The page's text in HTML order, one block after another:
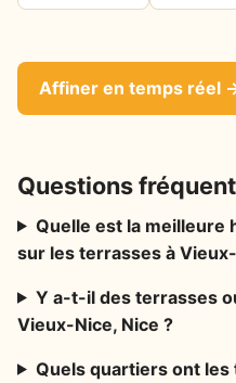
Affiner en temps réel
Questions
Quelle est la meilleure
sur les terrasses à
Y a-t-il des terrasses
Vieux-Nice, Nice ?
Quels quartiers ont